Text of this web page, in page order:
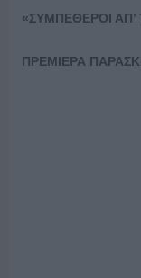
«ΣΥΜΠΕΘΕΡΟΙ ΑΠ’
ΠΡΕΜΙΕΡΑ